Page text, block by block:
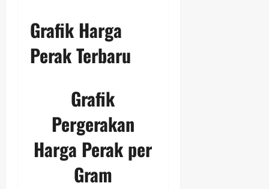
Grafik Harga
Perak Terbaru
Grafik
Pergerakan
Harga Perak per
Gram